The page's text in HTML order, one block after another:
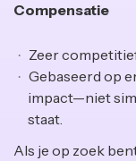
Compensatie
Zeer
Gebaseerd op
impact—niet
staat.
Als je op zoek